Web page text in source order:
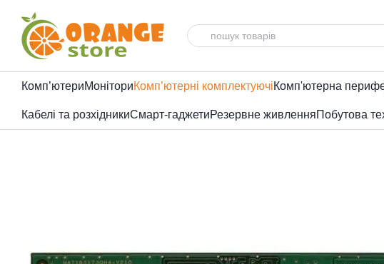
Перейти до основного контенту
Комп’ютериМоніториКомп’ютерні комплектуючіКомп'ютерна
Кабелі та розхідникиСмарт-гаджетиРезервне живленняПобутова